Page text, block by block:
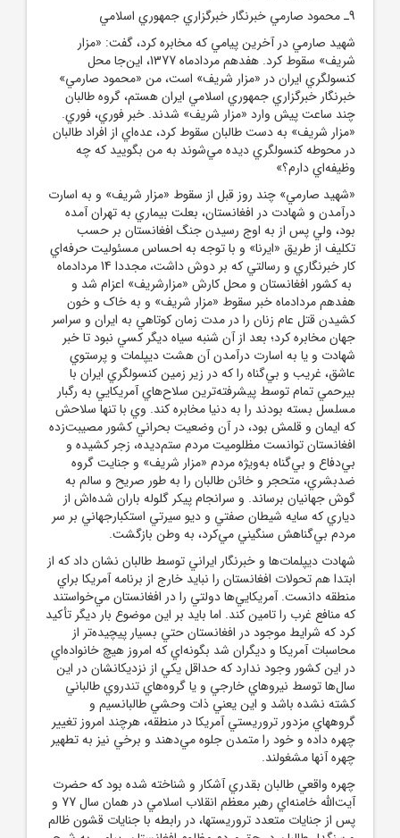
9ـ محمود صارمي خبرنگار خبرگزاري جمهوري اسلامي
شهيد صارمي در آخرين پيامي که مخابره کرد، گفت: «مزار
شريف» سقوط کرد. هفدهم مردادماه 1377، اين‌جا محل
کنسولگري ايران در «مزار شريف» است، من «محمود صارمي»
خبرنگار خبرگزاري جمهوري اسلامي ايران هستم، گروه طالبان
چند ساعت پيش وارد «مزار شريف» شدند. خبر فوري، فوري.
«مزار شريف» به دست طالبان سقوط کرد، عده‌اي از افراد طالبان
در محوطه کنسولگري ديده مي‌شوند به من بگوييد که چه
وظيفه‌اي دارم؟»
«شهيد صارمي» چند روز قبل از سقوط «مزار شريف» و به اسارت
درآمدن و شهادت در افغانستان، بعلت بيماري به تهران آمده
بود، ولي پس از به اوج رسيدن جنگ افغانستان بر حسب
تکليف از طريق «ايرنا» و با توجه به احساس مسئوليت حرفه‌اي
کار خبرنگاري و رسالتي که بر دوش داشت، مجددا 14 مردادماه
به کشور افغانستان و محل کارش «مزارشريف» اعزام شد و
هفدهم مردادماه خبر سقوط «مزار شريف» و به خاک و خون
کشيدن قتل عام زنان را در مدت زمان کوتاهي به ايران و سراسر
جهان مخابره کرد؛ بعد از آن شنبه سياه ديگر کسي نبود تا خبر
شهادت و يا به اسارت درآمدن آن هشت ديپلمات و پرستوي
عاشق، غريب و بي‌گناه را که در زير زمين کنسولگري ايران با
بير‌حمي تمام توسط پيشرفته‌ترين سلاح‌هاي آمريکايي به رگبار
مسلسل بسته بودند را به دنيا مخابره کند. وي با تنها سلاحش
که ايمان و قلمش بود، در آن وضعيت بحراني کشور مصيبت‌زده
افغانستان توانست مظلوميت مردم ستم‌ديده، زجر کشيده و
بي‌دفاع و بي‌گناه به‌ويژه مردم «مزار شريف» و جنايت گروه
ضدبشري، متحجر و خائن طالبان را به طور صريح و سالم به
گوش جهانيان برساند. و سرانجام پيکر گلوله باران شده‌اش از
دياري که سايه شيطان صفتي و ديو سيرتي استکبارجهاني بر سر
مردم بي‌گناهش سنگيني مي‌کرد، به وطن بازگشت.
شهادت ديپلمات‌ها و خبرنگار ايراني توسط طالبان نشان داد که از
ابتدا هم تحولات افغانستان را نبايد خارج از برنامه آمريکا براي
منطقه دانست. آمريکايي‌ها دولتي را در افغانستان مي‌خواستند
که منافع غرب را تامين کند. اما بايد بر اين موضوع بار ديگر تأکيد
کرد که شرايط موجود در افغانستان حتي بسيار پيچيده‌تر از
محاسبات آمريکا و ديگران شد بگونه‌اي که امروز هيچ خانواده‌اي
در اين کشور وجود ندارد که حداقل يکي از نزديکانشان در اين
سال‌ها توسط نيروهاي خارجي و يا گروه‌هاي تندروي طالباني
کشته نشده باشد و اين يعني ذات وحشي طالبانسيم و
گروههاي مزدور تروريستي آمريکا در منطقه، هرچند امروز تغيير
چهره داده و خود را متمدن جلوه مي‌دهند و برخي نيز به تطهير
چهره آنها مشغولند.
چهره واقعي طالبان بقدري آشکار و شناخته شده بود که حضرت
آيت‌الله خامنه‌اي رهبر معظم انقلاب اسلامي در همان سال 77 و
پس از جنايات متعدد تروريستها، در رابطه با جنايات قشون ظالم